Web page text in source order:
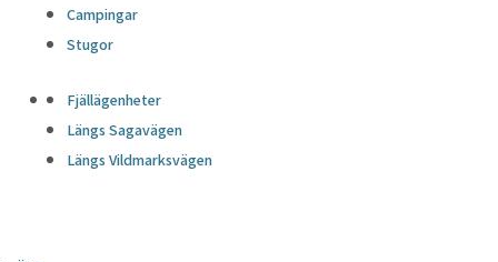
Campingar
Stugor
Fjällägenheter
Längs Sagavägen
Längs Vildmarksvägen